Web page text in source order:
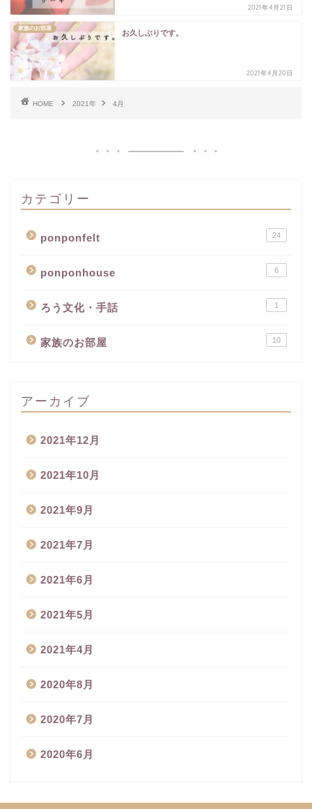
2021年4月21日
家族のお部屋
お久しぶりです。
2021年4月20日
HOME 2021年 4月
カテゴリー
ponponfelt 24
ponponhouse 6
ろう文化・手話 1
家族のお部屋 10
アーカイブ
2021年12月
2021年10月
2021年9月
2021年7月
2021年6月
2021年5月
2021年4月
2020年8月
2020年7月
2020年6月